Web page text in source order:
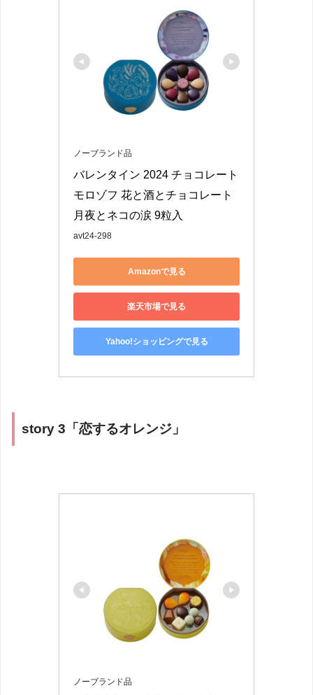
ノーブランド品
バレンタイン 2024 チョコレート
モロゾフ 花と酒とチョコレート
月夜とネコの涙 9粒入
avt24-298
Amazonで見る
楽天市場で見る
Yahoo!ショッピングで見る
story 3「恋するオレンジ」
ノーブランド品